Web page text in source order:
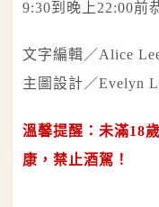
9:30到晚上22:00前
文字編輯／Alice
主圖設計／Evelyn
溫馨提醒：未滿18
康，禁止酒駕！